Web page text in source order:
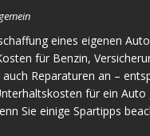
eines eigenen
für Benzin,
Reparaturen an –
für ein Auto
Sie einige Spartipps